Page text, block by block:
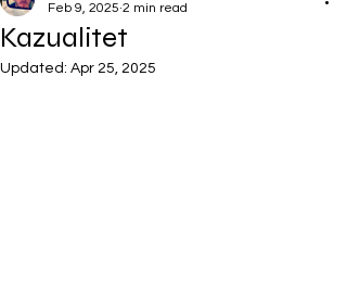
Kazualitet
Feb 9, 2025 2 min read
Updated: Apr 25, 2025